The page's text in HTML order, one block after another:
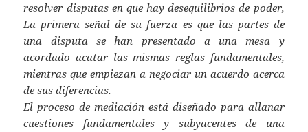
resolver disputas en que hay desequilibrios de poder,
La primera señal de su fuerza es que las partes de
una disputa se han presentado a una mesa y
acordado acatar las mismas reglas fundamentales,
mientras que empiezan a negociar un acuerdo acerca
de sus diferencias.
El proceso de mediación está diseñado para allanar
cuestiones fundamentales y subyacentes de una